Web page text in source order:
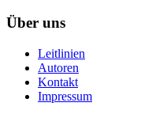
Über uns
Leitlinien
Autoren
Kontakt
Impressum